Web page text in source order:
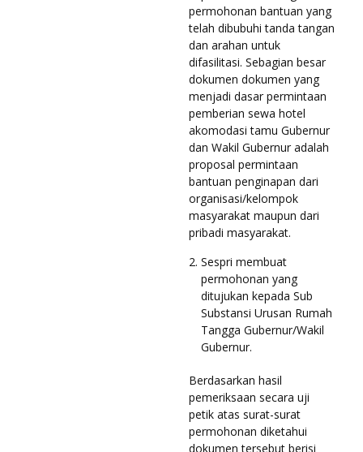
permohonan bantuan yang
telah dibubuhi tanda tangan
dan arahan untuk
difasilitasi. Sebagian besar
dokumen dokumen yang
menjadi dasar permintaan
pemberian sewa hotel
akomodasi tamu Gubernur
dan Wakil Gubernur adalah
proposal permintaan
bantuan penginapan dari
organisasi/kelompok
masyarakat maupun dari
pribadi masyarakat.
Sespri membuat
permohonan yang
ditujukan kepada Sub
Substansi Urusan Rumah
Tangga Gubernur/Wakil
Gubernur.
Berdasarkan hasil
pemeriksaan secara uji
petik atas surat-surat
permohonan diketahui
dokumen tersebut berisi